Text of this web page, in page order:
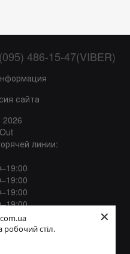
робочий стіл.
×
486-15-47(VIBER)
сайта
линии: